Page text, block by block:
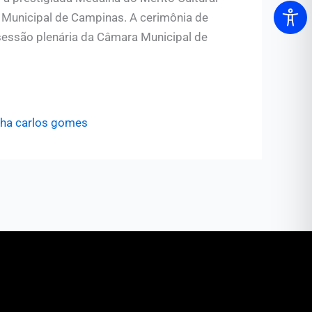
de Campinas. A cerimônia de
plenária da Câmara Municipal de
carlos gomes